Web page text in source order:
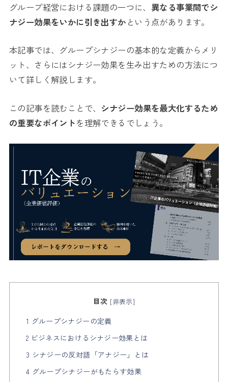
グループ経営における課題の一つに、 異なる事業間でシ
ナジー効果をいかに引き出すか という点があります。
本記事では、グループシナジーの基本的な定義からメリ
ット、さらにはシナジー効果を生み出すための方法につ
いて詳しく解説します。
この記事を読むことで、 シナジー効果を最大化するため
の重要なポイントを理解できるでしょう。
目次 [非表示]
1 グループシナジーの定義
2 ビジネスにおけるシナジー効果とは
3 シナジーの反対語「アナジー」とは
4 グループシナジーがもたらす効果